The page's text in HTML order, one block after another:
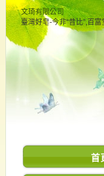
文琦有限公司
臺灣好皂-今非“昔比”,百富
首